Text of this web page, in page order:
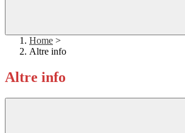
Home >
Altre info
Altre info